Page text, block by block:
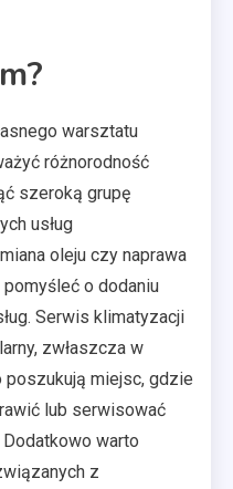
warsztatu
różnorodność
szeroką grupę
usług
oleju czy naprawa
pomyśleć o dodaniu
Serwis klimatyzacji
zwłaszcza w
miejsc, gdzie
lub serwisować
warto
z